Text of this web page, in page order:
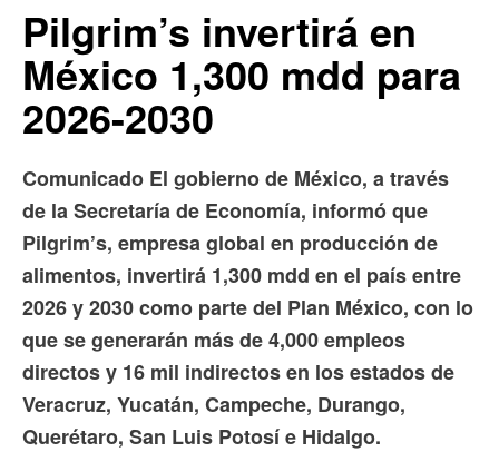
Pilgrim’s invertirá en
México 1,300 mdd para
2026-2030
Comunicado El gobierno de México, a través
de la Secretaría de Economía, informó que
Pilgrim’s, empresa global en producción de
alimentos, invertirá 1,300 mdd en el país entre
2026 y 2030 como parte del Plan México, con lo
que se generarán más de 4,000 empleos
directos y 16 mil indirectos en los estados de
Veracruz, Yucatán, Campeche, Durango,
Querétaro, San Luis Potosí e Hidalgo.